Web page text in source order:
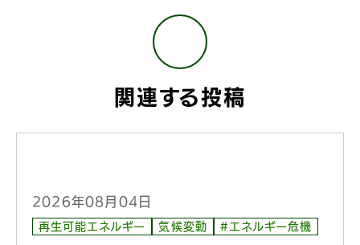
関連する投稿
2026年08月04日
再生可能エネルギー 気候変動 #エネルギー危機